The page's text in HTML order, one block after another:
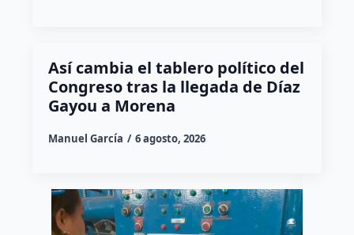
Así cambia el tablero político del
Congreso tras la llegada de Díaz
Gayou a Morena
Manuel García 6 agosto, 2026